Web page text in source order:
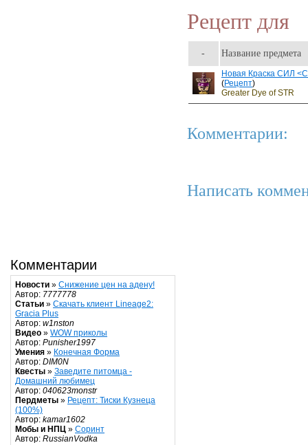
Комментарии
Новости » Снижение цен на адену!
Автор: 7777778
Статьи » Скачать клиент Lineage2:
Gracia Plus
Автор: w1nston
Видео » WOW приколы
Автор: Punisher1997
Умения » Конечная Форма
Автор: DIM0N
Квесты » Заведите питомца -
Домашний любимец
Автор: 040623monstr
Пердметы » Рецепт: Тиски Кузнеца
(100%)
Автор: kamar1602
Мобы и НПЦ » Соринт
Автор: RussianVodka
Рецепт для
- Название предмета
Новая Краска СИЛ
(Рецепт)
Greater Dye of STR
Комментарии:
Написать